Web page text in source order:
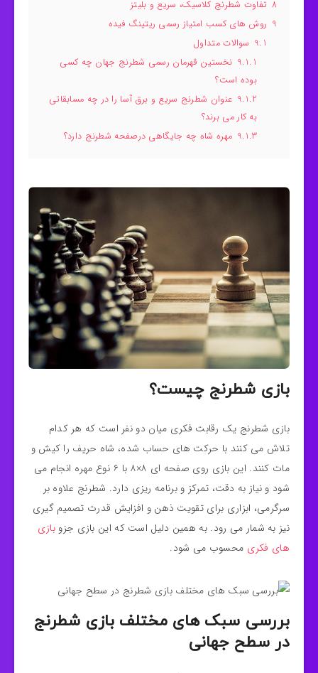
8 تفاوت شطرنج کلاسیک، سریع و بلیتز
9 روش‌ های کسب امتیاز رسمی ریتینگ فیده
9.1 سوالات متداول
9.1.1 نخستین قهرمان رسمی شطرنج جهان چه کسی
بوده است؟
9.1.2 عنوان شطرنج سریع و برق آسا را در چه مسابقاتی
به کار می برند؟
9.1.3 مهره شاه چه جایگاهی درصفحه شطرنج دارد؟
بازی شطرنج چیست؟
بازی شطرنج یک رقابت فکری میان دو نفر است که هر کدام
تلاش می‌ کنند با حرکت‌ های حساب‌ شده، شاه حریف را کیش و
مات کنند. این بازی روی صفحه‌ ای ۸×۸ با ۶ نوع مهره انجام می‌
شود و نیاز به دقت، تمرکز و برنامه‌ ریزی دارد. شطرنج علاوه‌ بر
سرگرمی، ابزاری برای تقویت ذهن و افزایش قدرت تصمیم‌ گیری
نیز به شمار می‌ رود. به همین دلیل است که این بازی جزو بازی
های فکری محسوب می شود.
بررسی سبک‌ های مختلف بازی شطرنج
در سطح جهانی